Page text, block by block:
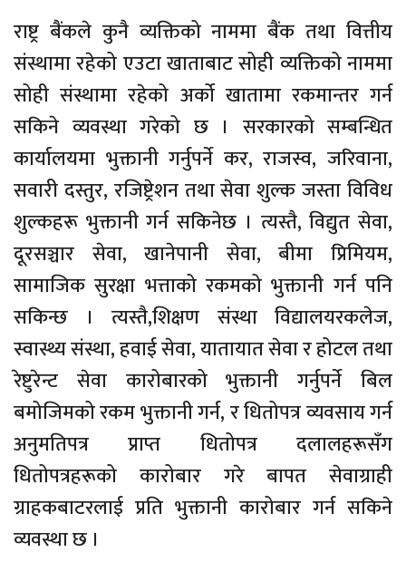
राष्ट्र बैंकले कुनै व्यक्तिको नाममा बैंक तथा वित्तीय
संस्थामा रहेको एउटा खाताबाट सोही व्यक्तिको नाममा
सोही संस्थामा रहेको अर्को खातामा रकमान्तर गर्न
सकिने व्यवस्था गरेको छ । सरकारको सम्बन्धित
कार्यालयमा भुक्तानी गर्नुपर्ने कर, राजस्व, जरिवाना,
सवारी दस्तुर, रजिष्ट्रेशन तथा सेवा शुल्क जस्ता विविध
शुल्कहरू भुक्तानी गर्न सकिनेछ । त्यस्तै, विद्युत सेवा,
दूरसञ्चार सेवा, खानेपानी सेवा, बीमा प्रिमियम,
सामाजिक सुरक्षा भत्ताको रकमको भुक्तानी गर्न पनि
सकिन्छ । त्यस्तै,शिक्षण संस्था विद्यालयरकलेज,
स्वास्थ्य संस्था, हवाई सेवा, यातायात सेवा र होटल तथा
रेष्टुरेन्ट सेवा कारोबारको भुक्तानी गर्नुपर्ने बिल
बमोजिमको रकम भुक्तानी गर्न, र धितोपत्र व्यवसाय गर्न
अनुमतिपत्र प्राप्त धितोपत्र दलालहरूसँग
धितोपत्रहरूको कारोबार गरे बापत सेवाग्राही
ग्राहकबाटरलाई प्रति भुक्तानी कारोबार गर्न सकिने
व्यवस्था छ ।